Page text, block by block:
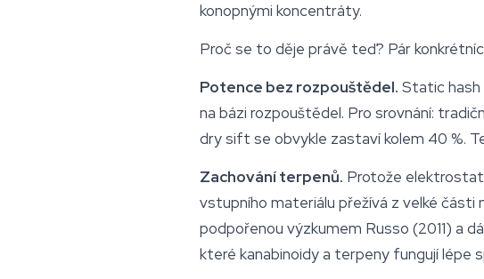
konopnými koncentráty.
Proč se to děje právě teď? Pár
Potence bez rozpouštědel. Static hash
na bázi rozpouštědel. Pro srovnání:
dry sift se obvykle zastaví kolem 40 %.
Zachování terpenů. Protože
vstupního materiálu přežívá z velké
podpořenou výzkumem Russo (2011) a
které kanabinoidy a terpeny fungují lépe